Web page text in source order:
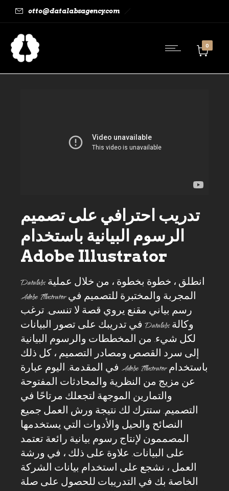
otto@datalabsagency.com
0
تدريب احترافي على تصميم
الرسوم البيانية باستخدام
Adobe Illustrator
انطلق ، خطوة بخطوة ، من خلال عملية Datalabs
المجربة والمختبرة للتصميم في Adobe Illustrator
رسم بياني مقنع يروي قصة لا تنسى. ترغب
وكالة Datalabs في تدريبك على تصور البيانات
لكل شيء. من المخططات والرسوم البيانية
إلى سرد القصص ومصادر التصميم ، كل ذلك
باستخدام Adobe Illustrator في المقدمة. اليوم عبارة
عن مزيج من النظرية والمحادثات المفتوحة
والتمارين الموجهة لتجعلك مرتاحًا في
التصميم. ستترك لك نتيجة ورش العمل جميع
النصائح والحيل والأدوات التي يستخدمها
المصممون لإنتاج رسوم بيانية رائعة تعتمد
على البيانات. علاوة على ذلك ، في ورشة
العمل ، نشجع على استخدام بيانات الشركة
الخاصة بك في التدريبات للحصول على صلة